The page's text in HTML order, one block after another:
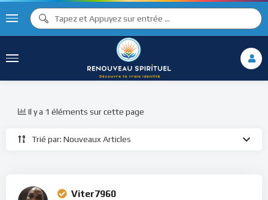
Trié par: Nouveaux Articles
Il y a 1 éléments sur cette page
Viter7960